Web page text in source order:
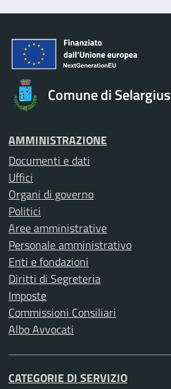
Comune di Selargius
AMMINISTRAZIONE
Documenti e dati
Uffici
Organi di governo
Politici
Aree amministrative
Personale amministrativo
Enti e fondazioni
Diritti di Segreteria
Imposte
Commissioni Consiliari
Albo Avvocati
CATEGORIE DI SERVIZIO